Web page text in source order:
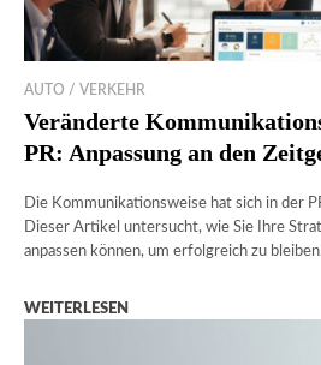
AUTO / VERKEHR
Veränderte
PR: Anpassung an den
Die Kommunikationsweise hat sich in der
Dieser Artikel untersucht, wie Sie Ihre
anpassen können, um erfolgreich zu
WEITERLESEN